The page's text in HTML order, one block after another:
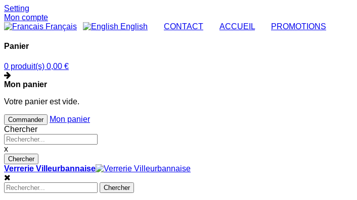
Setting
Mon compte
Français
English CONTACT ACCUEIL PROMOTIONS
Panier
0 produit(s) 0,00 €
Mon panier
Votre panier est vide.
Commander
Mon panier
Chercher
x
Chercher
Verrerie Villeurbannaise
Chercher